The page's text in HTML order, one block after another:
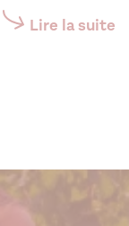
Lire la suite